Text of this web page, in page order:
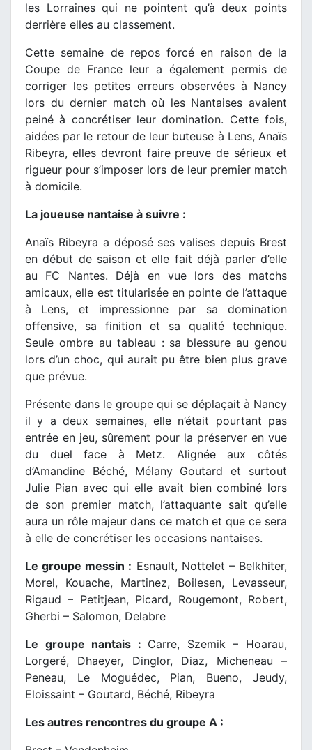
les Lorraines qui ne pointent qu’à deux points
derrière elles au classement.
Cette semaine de repos forcé en raison de la
Coupe de France leur a également permis de
corriger les petites erreurs observées à Nancy
lors du dernier match où les Nantaises avaient
peiné à concrétiser leur domination. Cette fois,
aidées par le retour de leur buteuse à Lens, Anaïs
Ribeyra, elles devront faire preuve de sérieux et
rigueur pour s’imposer lors de leur premier match
à domicile.
La joueuse nantaise à suivre :
Anaïs Ribeyra a déposé ses valises depuis Brest
en début de saison et elle fait déjà parler d’elle
au FC Nantes. Déjà en vue lors des matchs
amicaux, elle est titularisée en pointe de l’attaque
à Lens, et impressionne par sa domination
offensive, sa finition et sa qualité technique.
Seule ombre au tableau : sa blessure au genou
lors d’un choc, qui aurait pu être bien plus grave
que prévue.
Présente dans le groupe qui se déplaçait à Nancy
il y a deux semaines, elle n’était pourtant pas
entrée en jeu, sûrement pour la préserver en vue
du duel face à Metz. Alignée aux côtés
d’Amandine Béché, Mélany Goutard et surtout
Julie Pian avec qui elle avait bien combiné lors
de son premier match, l’attaquante sait qu’elle
aura un rôle majeur dans ce match et que ce sera
à elle de concrétiser les occasions nantaises.
Le groupe messin : Esnault, Nottelet – Belkhiter,
Morel, Kouache, Martinez, Boilesen, Levasseur,
Rigaud – Petitjean, Picard, Rougemont, Robert,
Gherbi – Salomon, Delabre
Le groupe nantais : Carre, Szemik – Hoarau,
Lorgeré, Dhaeyer, Dinglor, Diaz, Micheneau –
Peneau, Le Moguédec, Pian, Bueno, Jeudy,
Eloissaint – Goutard, Béché, Ribeyra
Les autres rencontres du groupe A :